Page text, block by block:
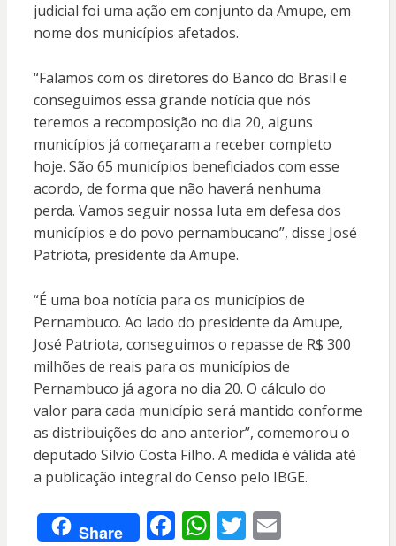
judicial foi uma ação em conjunto da Amupe, em
nome dos municípios afetados.
“Falamos com os diretores do Banco do Brasil e
conseguimos essa grande notícia que nós
teremos a recomposição no dia 20, alguns
municípios já começaram a receber completo
hoje. São 65 municípios beneficiados com esse
acordo, de forma que não haverá nenhuma
perda. Vamos seguir nossa luta em defesa dos
municípios e do povo pernambucano”, disse José
Patriota, presidente da Amupe.
“É uma boa notícia para os municípios de
Pernambuco. Ao lado do presidente da Amupe,
José Patriota, conseguimos o repasse de R$ 300
milhões de reais para os municípios de
Pernambuco já agora no dia 20. O cálculo do
valor para cada município será mantido conforme
as distribuições do ano anterior”, comemorou o
deputado Silvio Costa Filho. A medida é válida até
a publicação integral do Censo pelo IBGE.
Share F W T E